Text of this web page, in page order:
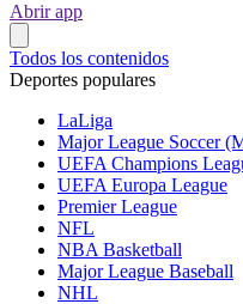
Abrir app
Todos los contenidos
Deportes populares
LaLiga
Major League Soccer
UEFA Champions
UEFA Europa League
Premier League
NFL
NBA Basketball
Major League Baseball
NHL